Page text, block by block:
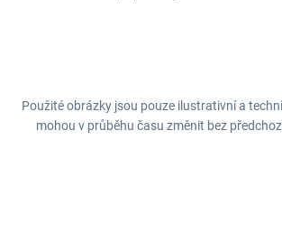
Použité obrázky jsou pouze ilustrativní a
mohou v průběhu času změnit bez